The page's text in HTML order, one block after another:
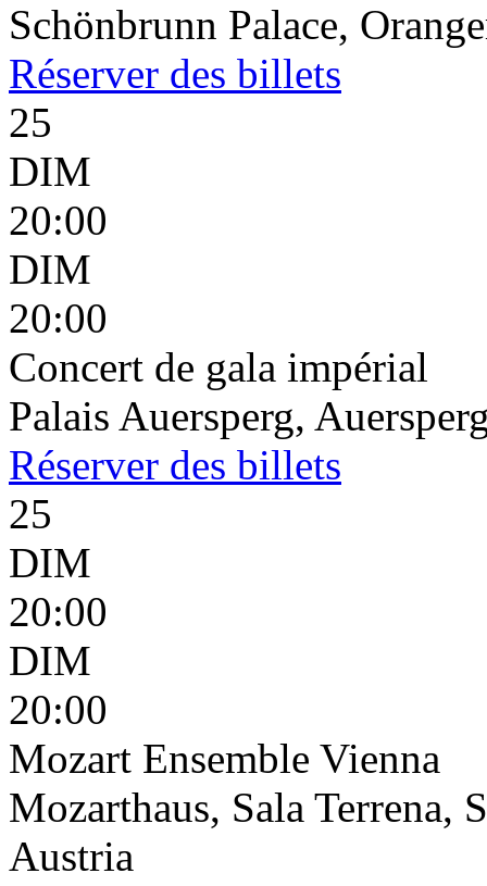
Schönbrunn Palace,
Réserver des billets
25
DIM
20:00
DIM
20:00
Concert de gala impérial
Palais Auersperg,
Réserver des billets
25
DIM
20:00
DIM
20:00
Mozart Ensemble Vienna
Mozarthaus, Sala Terrena,
Austria